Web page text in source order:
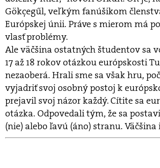
Gökçegűl, veľkým fanúšikom
Európskej únii. Práve s mierom má
vlasť problémy.
Ale väčšina ostatných študentov sa
17 až 18 rokov otázkou európskosti
nezaoberá. Hrali sme sa však hru,
vyjadriť svoj osobný postoj k
prejavil svoj názor každý. Cítite sa
otázka. Odpovedali tým, že sa
(nie) alebo ľavú (áno) stranu. Väčšina